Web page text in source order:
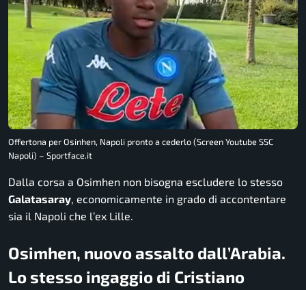
Offertona per Osinhen, Napoli pronto a cederlo (Screen Youtube SSC
Napoli) – Sportface.it
Dalla corsa a Osimhen non bisogna escludere lo stesso
Galatasaray, economicamente in grado di accontentare
sia il Napoli che l’ex Lille.
Osimhen, nuovo assalto dall’Arabia.
Lo stesso ingaggio di Cristiano